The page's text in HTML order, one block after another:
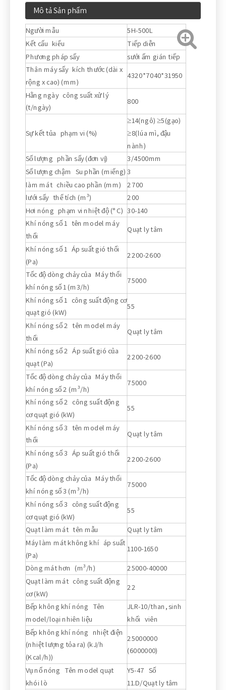
Mô tả Sản phẩm
Người mẫu
5H-500L
Kết cấu kiểu
Tiếp diễn
Phương pháp sấy
sưởi ấm gián tiếp
Thân máy sấy kích thước (dài x
rộng x cao) (mm)
4320*7040*31950
Hằng ngày công suất xử lý
(t/ngày)
800
Sự kết tủa phạm vi (%)
≥14(ngô) ≥5(gạo)
≥8(lúa mì, đậu
nành)
Số lượng phần sấy (đơn vị)
3/4500mm
Số lượng chậm Su phần (miếng) 3
làm mát chiều cao phần (mm)
2700
lưới sấy thể tích (m³)
200
Hơi nóng phạm vi nhiệt độ (° C) 30-140
Khí nóng số 1 tên model máy
thổi
Quạt ly tâm
Khí nóng số 1 Áp suất gió thổi
(Pa)
2200-2600
Tốc độ dòng chảy của Máy thổi
khí nóng số 1 (m3/h)
75000
Khí nóng số 1 công suất động cơ
quạt gió (kW)
55
Khí nóng số 2 tên model máy
thổi
Quạt ly tâm
Khí nóng số 2 Áp suất gió của
quạt (Pa)
2200-2600
Tốc độ dòng chảy của Máy thổi
khí nóng số 2 (m³/h)
75000
Khí nóng số 2 công suất động
cơ quạt gió (kW)
55
Khí nóng số 3 tên model máy
thổi
Quạt ly tâm
Khí nóng số 3 Áp suất gió thổi
(Pa)
2200-2600
Tốc độ dòng chảy của Máy thổi
khí nóng số 3 (m³/h)
75000
Khí nóng số 3 công suất động
cơ quạt gió (kW)
55
Quạt làm mát tên mẫu
Quạt ly tâm
Máy làm mát không khí áp suất
(Pa)
1100-1650
Dòng mát hơn (m³/h)
25000-40000
Quạt làm mát công suất động
cơ (kW)
22
Bếp không khí nóng Tên
model/loại nhiên liệu
JLR-10/than, sinh
khối viên
Bếp không khí nóng nhiệt điện
(nhiệt lượng tỏa ra) (kJ/h
(Kcal/h))
25000000
(6000000)
Vụ nổ nóng Tên model quạt
khói lò
Y5-47 Số
11.D/Quạt ly tâm